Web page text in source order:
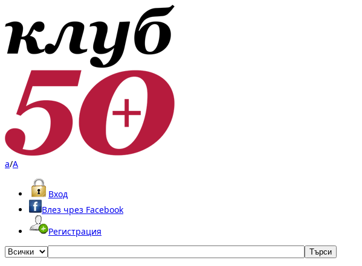
a/A
Вход
Влез чрез Facebook
Регистрация